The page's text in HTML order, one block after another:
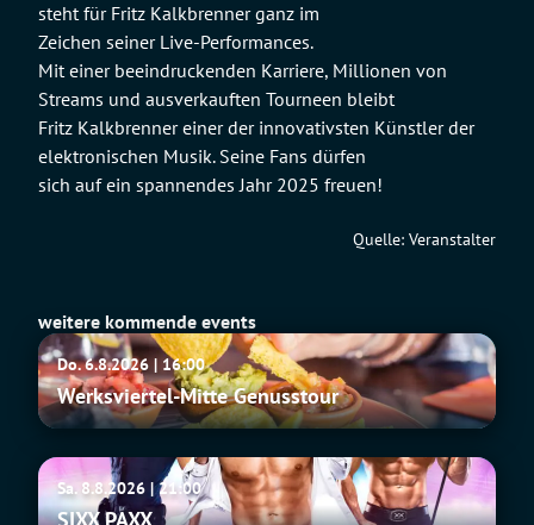
steht für Fritz Kalkbrenner ganz im
Zeichen seiner Live-Performances.
Mit einer beeindruckenden Karriere, Millionen von
Streams und ausverkauften Tourneen bleibt
Fritz Kalkbrenner einer der innovativsten Künstler der
elektronischen Musik. Seine Fans dürfen
sich auf ein spannendes Jahr 2025 freuen!
Quelle: Veranstalter
weitere kommende events
Werksviertel-
Mitte
Genusstour
Do. 6.8.2026 | 16:00
Werksviertel-Mitte Genusstour
SIXX
PAXXSa. 8.8.2026 | 21:00